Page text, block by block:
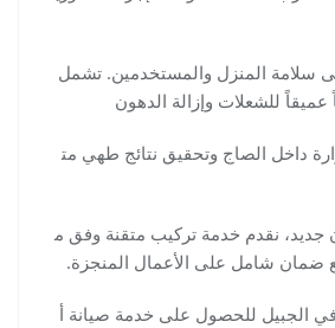
سلامة المنزل والمستخدمين. تشمل
عميقاً للشعلات وإزالة الدهون
داخل الصاج وتحقيق نتائج طهي مت
نقدم خدمة تركيب متقنة وفق م
ضمان شامل على الأعمال المنجزة.
الجبيل للحصول على خدمة صيانة أ